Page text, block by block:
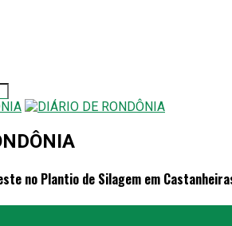
no Plantio de Silagem em